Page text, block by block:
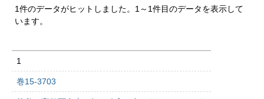
1件のデータがヒットしました。1～1件目のデータを表示して
います。
1
巻15-3703